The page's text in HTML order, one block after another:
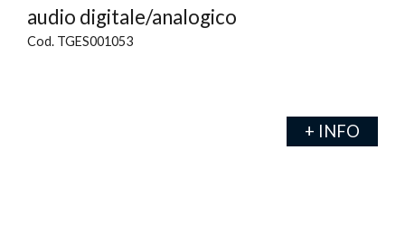
audio digitale/analogico
Cod. TGES001053
+ INFO